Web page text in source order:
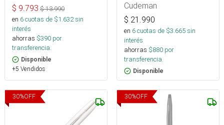
$ 9.793 $13.990
en 6cuotas de $1.632sin
interés
ahorras $390 por
transferencia.
Disponible
+5 Vendidos
Cudeman
$ 21.990
en 6cuotas de $3.665sin
interés
ahorras $880 por
transferencia.
Disponible
30%OFF 30%OFF